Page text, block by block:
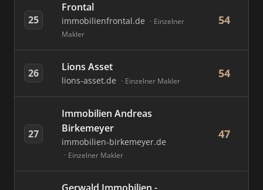
25
Frontal
immobilienfrontal.de
Einzelner
Makler
54
26 Lions Asset
lions-asset.de Einzelner Makler
54
27
Immobilien Andreas
Birkemeyer
immobilien-birkemeyer.de
Einzelner Makler
47